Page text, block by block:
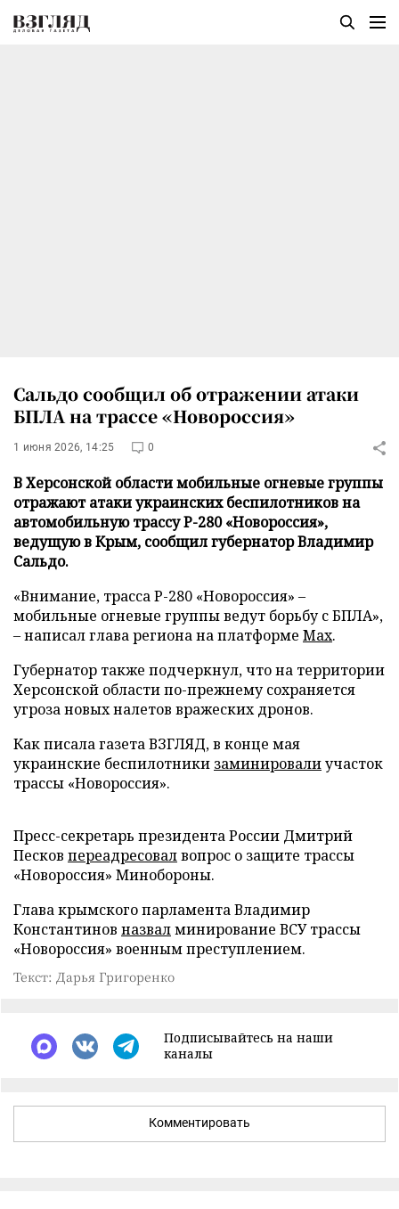
Сальдо сообщил об отражении атаки
БПЛА на трассе «Новороссия»
1 июня 2026, 14:25 0
В Херсонской области мобильные огневые группы
отражают атаки украинских беспилотников на
автомобильную трассу Р-280 «Новороссия»,
ведущую в Крым, сообщил губернатор Владимир
Сальдо.
«Внимание, трасса Р-280 «Новороссия» –
мобильные огневые группы ведут борьбу с БПЛА»,
– написал глава региона на платформе Max.
Губернатор также подчеркнул, что на территории
Херсонской области по-прежнему сохраняется
угроза новых налетов вражеских дронов.
Как писала газета ВЗГЛЯД, в конце мая
украинские беспилотники заминировалиучасток
трассы «Новороссия».
Пресс-секретарь президента России Дмитрий
Песков переадресовалвопрос о защите трассы
«Новороссия» Минобороны.
Глава крымского парламента Владимир
Константинов назвалминирование ВСУ трассы
«Новороссия» военным преступлением.
Текст: Дарья Григоренко
Подписывайтесь на наши
каналы
Комментировать